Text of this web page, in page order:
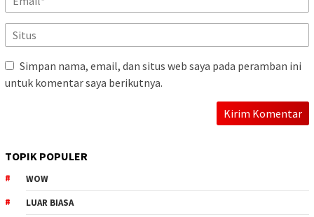
Simpan nama, email, dan situs web saya pada peramban ini
untuk komentar saya berikutnya.
TOPIK POPULER
WOW
LUAR BIASA